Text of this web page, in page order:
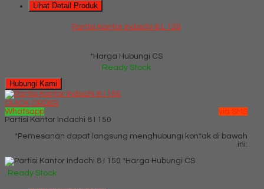
Lihat Detail Produk
Partisi Kantor Indachi 6 L 120
*Harga Hubungi CS
Ready Stock
Hubungi Kami
QUICK ORDER
Whatsapp
via SMS
Partisi Kantor Indachi 8 I 150
*Pemesanan dapat langsung menghubungi kontak di bawah
ini:
*Harga Hubungi CS
Ready Stock